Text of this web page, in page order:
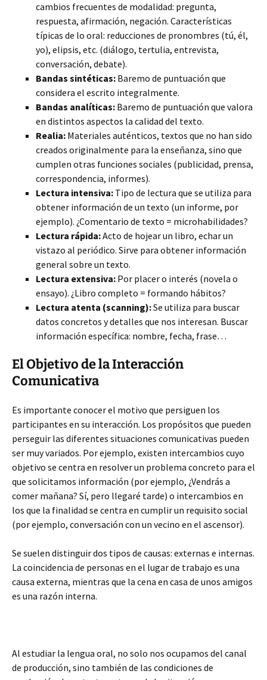
cambios frecuentes de modalidad: pregunta,
respuesta, afirmación, negación. Características
típicas de lo oral: reducciones de pronombres (tú, él,
yo), elipsis, etc. (diálogo, tertulia, entrevista,
conversación, debate).
Bandas sintéticas: Baremo de puntuación que
considera el escrito integralmente.
Bandas analíticas: Baremo de puntuación que valora
en distintos aspectos la calidad del texto.
Realia: Materiales auténticos, textos que no han sido
creados originalmente para la enseñanza, sino que
cumplen otras funciones sociales (publicidad, prensa,
correspondencia, informes).
Lectura intensiva: Tipo de lectura que se utiliza para
obtener información de un texto (un informe, por
ejemplo). ¿Comentario de texto = microhabilidades?
Lectura rápida:Acto de hojear un libro, echar un
vistazo al periódico. Sirve para obtener información
general sobre un texto.
Lectura extensiva: Por placer o interés (novela o
ensayo). ¿Libro completo = formando hábitos?
Lectura atenta (scanning):Se utiliza para buscar
datos concretos y detalles que nos interesan. Buscar
información específica: nombre, fecha, frase…
El Objetivo de la Interacción
Comunicativa
Es importante conocer el motivo que persiguen los
participantes en su interacción. Los propósitos que pueden
perseguir las diferentes situaciones comunicativas pueden
ser muy variados. Por ejemplo, existen intercambios cuyo
objetivo se centra en resolver un problema concreto para el
que solicitamos información (por ejemplo, ¿Vendrás a
comer mañana? Sí, pero llegaré tarde) o intercambios en
los que la finalidad se centra en cumplir un requisito social
(por ejemplo, conversación con un vecino en el ascensor).
Se suelen distinguir dos tipos de causas: externas e internas.
La coincidencia de personas en el lugar de trabajo es una
causa externa, mientras que la cena en casa de unos amigos
es una razón interna.
Al estudiar la lengua oral, no solo nos ocupamos del canal
de producción, sino también de las condiciones de